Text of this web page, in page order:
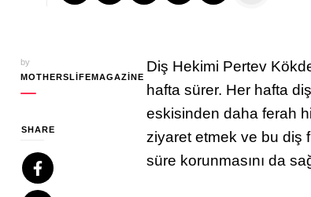
by
MOTHERSLIFEMAGAZINE
SHARE
Diş Hekimi Pertev
hafta sürer. Her hafta
eskisinden daha ferah
ziyaret etmek ve bu diş
süre korunmasını da